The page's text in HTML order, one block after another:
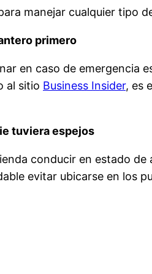
manejar cualquier tipo
primero
en caso de emergencia
al sitio Business Insider, es
tuviera espejos
conducir en estado
evitar ubicarse en los